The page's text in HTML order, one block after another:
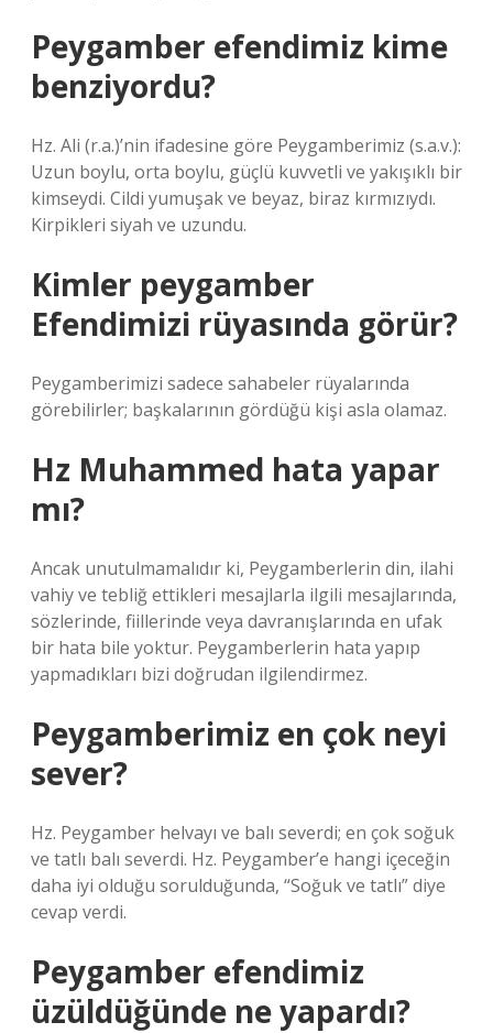
Peygamber efendimiz kime
benziyordu?
Hz. Ali (r.a.)’nin ifadesine göre Peygamberimiz (s.a.v.):
Uzun boylu, orta boylu, güçlü kuvvetli ve yakışıklı bir
kimseydi. Cildi yumuşak ve beyaz, biraz kırmızıydı.
Kirpikleri siyah ve uzundu.
Kimler peygamber
Efendimizi rüyasında görür?
Peygamberimizi sadece sahabeler rüyalarında
görebilirler; başkalarının gördüğü kişi asla olamaz.
Hz Muhammed hata yapar
mı?
Ancak unutulmamalıdır ki, Peygamberlerin din, ilahi
vahiy ve tebliğ ettikleri mesajlarla ilgili mesajlarında,
sözlerinde, fiillerinde veya davranışlarında en ufak
bir hata bile yoktur. Peygamberlerin hata yapıp
yapmadıkları bizi doğrudan ilgilendirmez.
Peygamberimiz en çok neyi
sever?
Hz. Peygamber helvayı ve balı severdi; en çok soğuk
ve tatlı balı severdi. Hz. Peygamber’e hangi içeceğin
daha iyi olduğu sorulduğunda, “Soğuk ve tatlı” diye
cevap verdi.
Peygamber efendimiz
üzüldüğünde ne yapardı?